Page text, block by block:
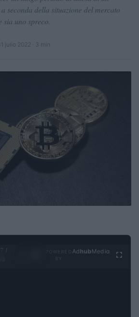
seconda della situazione del mercato
sia uno spreco.
julio 2022 · 3 min
/
Ad hubMedia